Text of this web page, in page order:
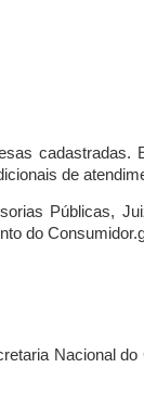
cadastradas.
de
Públicas,
do
Nacional